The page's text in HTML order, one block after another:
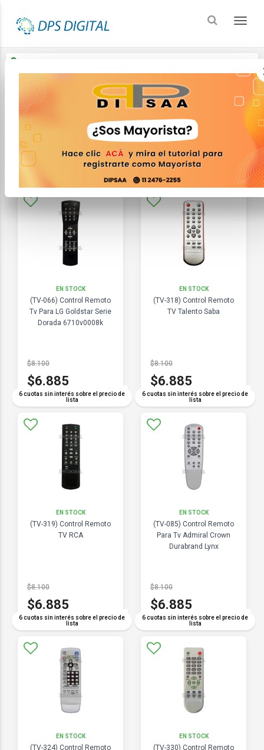
Inicio Controles Remotos Tv
ORDENAR
EN STOCK
(TV-066) Control Remoto
Tv Para LG Goldstar Serie
Dorada 6710v0008k
6 cuotas sin interés sobre el precio de
lista
$8.100
$6.885
COMPARAR
EN STOCK
(TV-318) Control Remoto
TV Talento Saba
6 cuotas sin interés sobre el precio de
lista
$8.100
$6.885
COMPARAR
EN STOCK
(TV-319) Control Remoto
TV RCA
6 cuotas sin interés sobre el precio de
lista
$8.100
$6.885
COMPARAR
EN STOCK
(TV-085) Control Remoto
Para Tv Admiral Crown
Durabrand Lynx
6 cuotas sin interés sobre el precio de
lista
$8.100
$6.885
COMPARAR
EN STOCK
(TV-324) Control Remoto
EN STOCK
(TV-330) Control Remoto